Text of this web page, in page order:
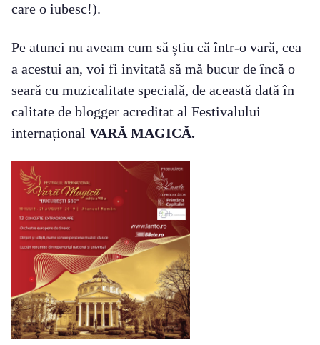
care o iubesc!).
Pe atunci nu aveam cum să știu că într-o vară, cea
a acestui an, voi fi invitată să mă bucur de încă o
seară cu muzicalitate specială, de această dată în
calitate de blogger acreditat al Festivalului
internațional VARĂ MAGICĂ.